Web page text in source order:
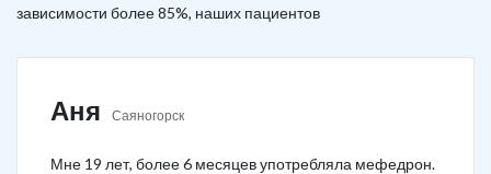
зависимости более 85%, наших пациентов
Аня Саяногорск
Мне 19 лет, более 6 месяцев употребляла мефедрон.